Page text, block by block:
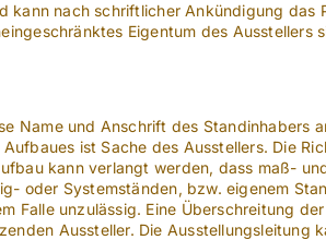
kann nach schriftlicher Ankündigung das
Eigentum des Ausstellers
Name und Anschrift des Standinhabers
ist Sache des Ausstellers. Die
kann verlangt werden, dass maß-
oder Systemständen, bzw. eigenem
Falle unzulässig. Eine Überschreitung
Aussteller. Die Ausstellungsleitung